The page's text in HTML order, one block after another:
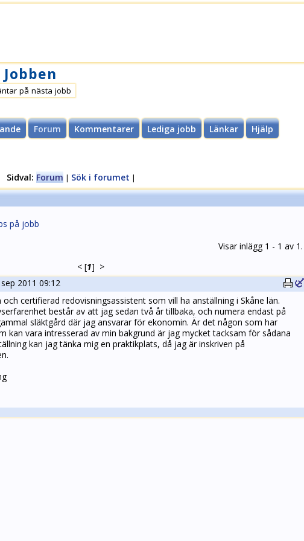
på nästa jobb
Forum Kommentarer Lediga jobb Länkar
Hjälp
Sidval: Forum | Sök i forumet |
på jobb
Visar inlägg 1 - 1 av 1.
< [1] >
2011 09:12
och certifierad redovisningsassistent som vill ha anställning i Skåne län.
består av att jag sedan två år tillbaka, och numera endast på
släktgård där jag ansvarar för ekonomin. Är det någon som har
kan vara intresserad av min bakgrund är jag mycket tacksam för sådana
kan jag tänka mig en praktikplats, då jag är inskriven på